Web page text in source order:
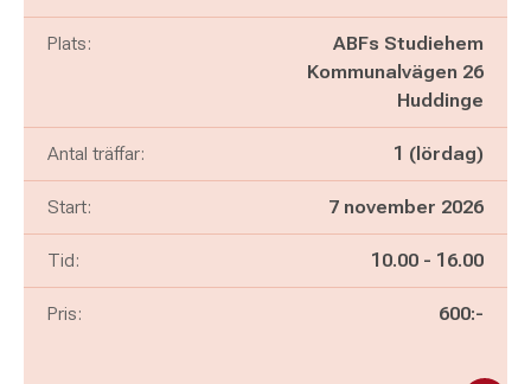
Plats:
ABFs Studiehem
Kommunalvägen 26
Huddinge
Antal träffar: 1 (lördag)
Start: 7 november 2026
Tid: Pågår mellan
10.00 - och
16.00
Pris: 600:-